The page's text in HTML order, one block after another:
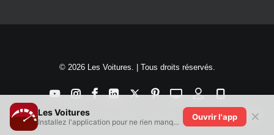
© 2026 Les Voitures. | Tous droits réservés.
Les Voitures
Installez l'application pour ne rien manquer !
Ouvrir l'app ✕